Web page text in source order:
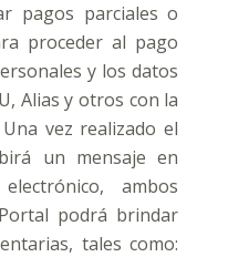
pagos parciales o
proceder al pago
y los datos
Alias y otros con la
vez realizado el
un mensaje en
ambos
podrá brindar
tales como: